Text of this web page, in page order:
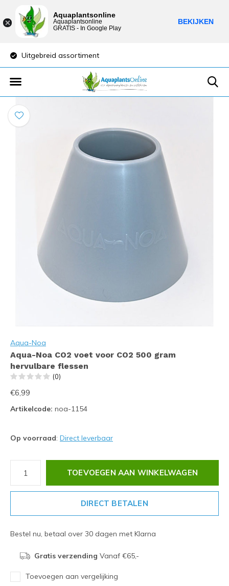
Uitgebreid assortiment
Aqua-Noa
Aqua-Noa CO2 voet voor CO2 500 gram
hervulbare flessen
(0)
€6,99
Artikelcode: noa-1154
Op voorraad: Direct leverbaar
TOEVOEGEN AAN WINKELWAGEN
DIRECT BETALEN
Bestel nu, betaal over 30 dagen met Klarna
Gratis verzending Vanaf €65,-
Toevoegen aan vergelijking
Aquaplantsonline
Aquaplantsonline
GRATIS - In Google Play
BEKIJKEN